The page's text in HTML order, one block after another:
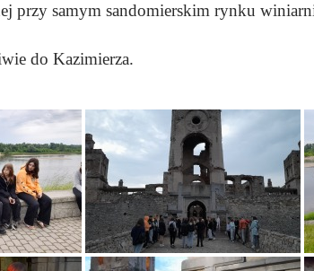
przy samym sandomierskim rynku
do Kazimierza.